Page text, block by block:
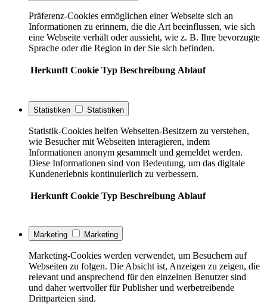
Präferenz-Cookies ermöglichen einer Webseite sich an
Informationen zu erinnern, die die Art beeinflussen, wie sich
eine Webseite verhält oder aussieht, wie z. B. Ihre bevorzugte
Sprache oder die Region in der Sie sich befinden.
Herkunft Cookie Typ Beschreibung Ablauf
Statistiken Statistiken
Statistik-Cookies helfen Webseiten-Besitzern zu verstehen,
wie Besucher mit Webseiten interagieren, indem
Informationen anonym gesammelt und gemeldet werden.
Diese Informationen sind von Bedeutung, um das digitale
Kundenerlebnis kontinuierlich zu verbessern.
Herkunft Cookie Typ Beschreibung Ablauf
Marketing Marketing
Marketing-Cookies werden verwendet, um Besuchern auf
Webseiten zu folgen. Die Absicht ist, Anzeigen zu zeigen, die
relevant und ansprechend für den einzelnen Benutzer sind
und daher wertvoller für Publisher und werbetreibende
Drittparteien sind.